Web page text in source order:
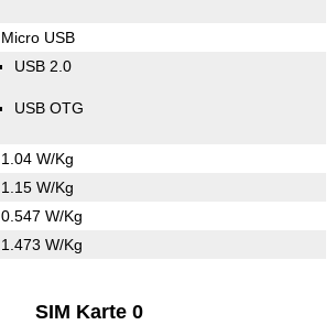
Micro USB
USB 2.0
USB OTG
1.04 W/Kg
1.15 W/Kg
0.547 W/Kg
1.473 W/Kg
SIM Karte 0